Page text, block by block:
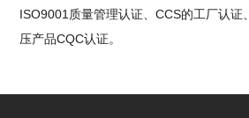
ISO9001质量管理认证、CCS的工厂认证
压产品CQC认证。